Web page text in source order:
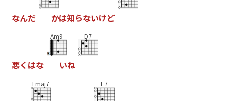
なんだ かは知らないけど
悪く はな
Am9
いね
D7
Fmaj7 E7